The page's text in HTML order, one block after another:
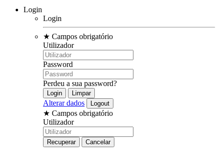
Login
Login
★ Campos obrigatório
Utilizador
Password
Perdeu a sua password?
Alterar dados
★ Campos obrigatório
Utilizador